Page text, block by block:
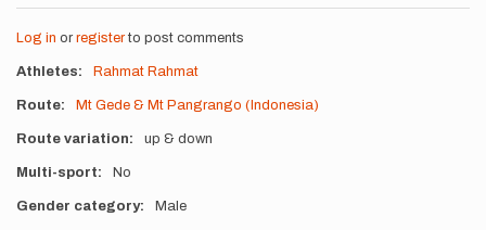
Log in or registerto post comments
Athletes Rahmat Rahmat
Route Mt Gede & Mt Pangrango (Indonesia)
Route variation up & down
Multi-sport No
Gender category Male